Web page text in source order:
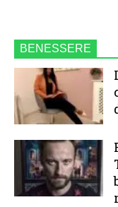
BENESSERE